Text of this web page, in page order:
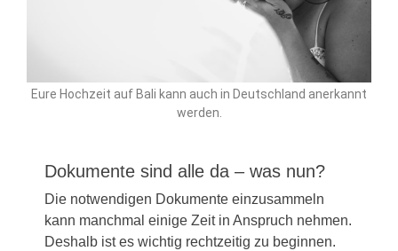
Eure Hochzeit auf Bali kann auch in Deutschland anerkannt
werden.
Dokumente sind alle da – was nun?
Die notwendigen Dokumente einzusammeln
kann manchmal einige Zeit in Anspruch nehmen.
Deshalb ist es wichtig rechtzeitig zu beginnen.